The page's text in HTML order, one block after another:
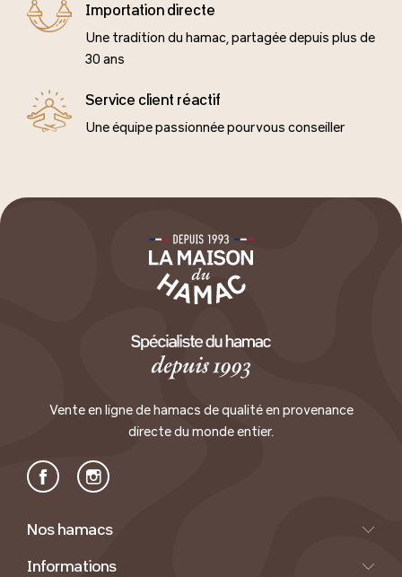
Importation directe
Une tradition du hamac, partagée depuis plus de
30 ans
Service client réactif
Une équipe passionnée pour vous conseiller
Vente en ligne de hamacs de qualité en provenance
directe du monde entier.
FacebookInstagram
Nos hamacs
Informations